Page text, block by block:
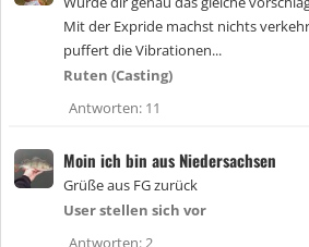
Mit der Expride machst nichts
puffert die Vibrationen...
Ruten (Casting)
Antworten 11
Moin ich bin aus Niedersachsen
Grüße aus FG zurück
User stellen sich vor
Antworten 2